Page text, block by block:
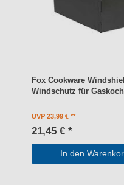
Fox Cookware
Windschutz für
UVP 23,99 €
21,45 € *
In den